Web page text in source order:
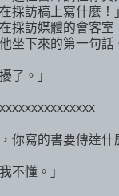
採訪稿上寫什麼！
採訪媒體的會客室
坐下來的第一句話
了。」
你寫的書要傳達什
不懂。」